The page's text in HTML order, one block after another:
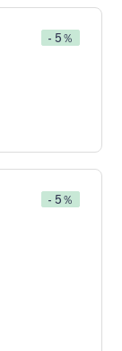
- 5％
- 5％